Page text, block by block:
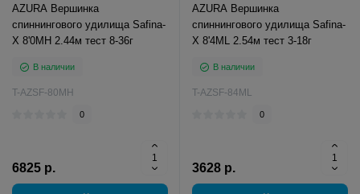
AZURA Вершинка
спиннингового удилища Safina-
X 8'0MH 2.44м тест 8-36г
В наличии
T-AZSF-80MH
0
6825 р.
AZURA Вершинка
спиннингового удилища Safina-
X 8'4ML 2.54м тест 3-18г
В наличии
T-AZSF-84ML
0
3628 р.